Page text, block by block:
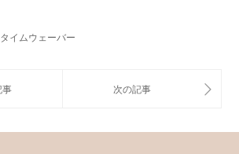
タイムウェーバー